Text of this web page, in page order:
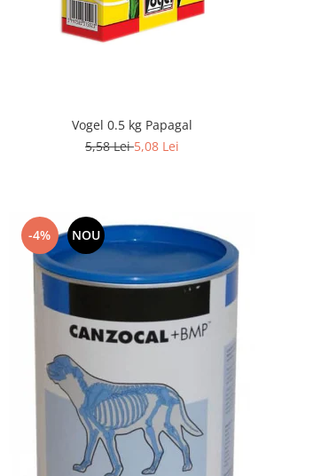
Vogel 0.5 kg Papagal
5,58 Lei5,08 Lei
-4% NOU